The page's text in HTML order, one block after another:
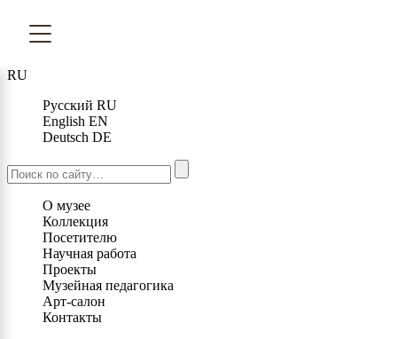
RU
Русский RU
English EN
Deutsch DE
О музее
Коллекция
Посетителю
Научная работа
Проекты
Музейная педагогика
Арт-салон
Контакты